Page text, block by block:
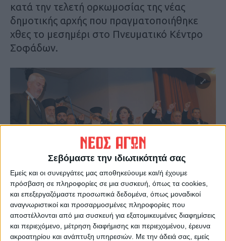
Σεβόμαστε την ιδιωτικότητά σας
Εμείς και οι συνεργάτες μας αποθηκεύουμε και/ή έχουμε
πρόσβαση σε πληροφορίες σε μια συσκευή, όπως τα cookies,
και επεξεργαζόμαστε προσωπικά δεδομένα, όπως μοναδικοί
αναγνωριστικοί και προσαρμοσμένες πληροφορίες που
αποστέλλονται από μια συσκευή για εξατομικευμένες διαφημίσεις
και περιεχόμενο, μέτρηση διαφήμισης και περιεχομένου, έρευνα
ακροατηρίου και ανάπτυξη υπηρεσιών. Με την άδειά σας, εμείς
κατά την τελετή ορκωμοσίας της νέας
δημοτικής αρχής που πραγματοποιήθηκε
χθες το μεσημέρι στο Πνευματικό Κέντρο
Σοφάδων.
Τελευταίες Ειδήσεις Σήμερα
Ακολούθησε την εφημερίδα ΝΕΟΣ